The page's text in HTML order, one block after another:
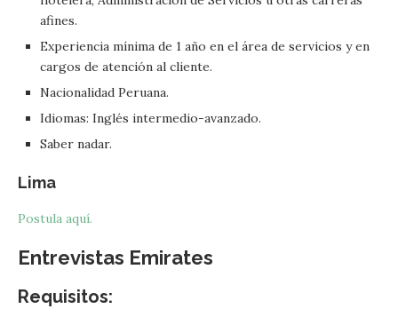
afines.
Experiencia mínima de 1 año en el área de servicios y en
cargos de atención al cliente.
Nacionalidad Peruana.
Idiomas: Inglés intermedio-avanzado.
Saber nadar.
Lima
Postula aquí.
Entrevistas Emirates
Requisitos: